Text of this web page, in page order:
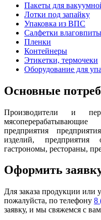
Пакеты для
Лотки под запайку
Упаковка из ВПС
Салфетки
Пленки
Контейнеры
Этикетки, термочеки
Оборудование для
Основные
Производители и
предприятия
изделий, предприятия
гастрономы, рестораны,
Оформить
Для заказа продукции или
пожалуйста, по телефону 8
заявку, и мы свяжемся с